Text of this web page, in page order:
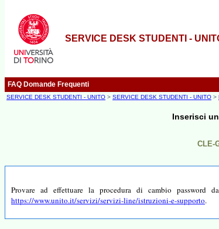
SERVICE DESK STUDENTI -
FAQ Domande Frequenti
SERVICE DESK STUDENTI - UNITO > SERVICE DESK STUDENTI - UNITO >
Inserisci
CLE-
Provare ad effettuare la procedura di cambio
https://www.unito.it/servizi/servizi-line/istruzioni-e-supporto.